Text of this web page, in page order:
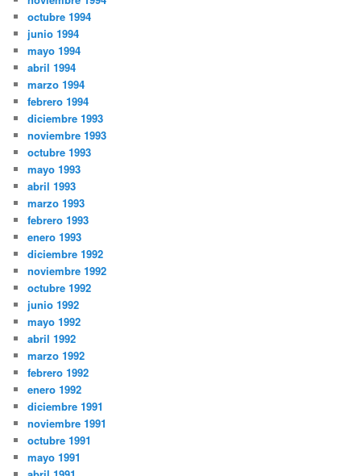
octubre 1994
junio 1994
mayo 1994
abril 1994
marzo 1994
febrero 1994
diciembre 1993
noviembre 1993
octubre 1993
mayo 1993
abril 1993
marzo 1993
febrero 1993
enero 1993
diciembre 1992
noviembre 1992
octubre 1992
junio 1992
mayo 1992
abril 1992
marzo 1992
febrero 1992
enero 1992
diciembre 1991
noviembre 1991
octubre 1991
mayo 1991